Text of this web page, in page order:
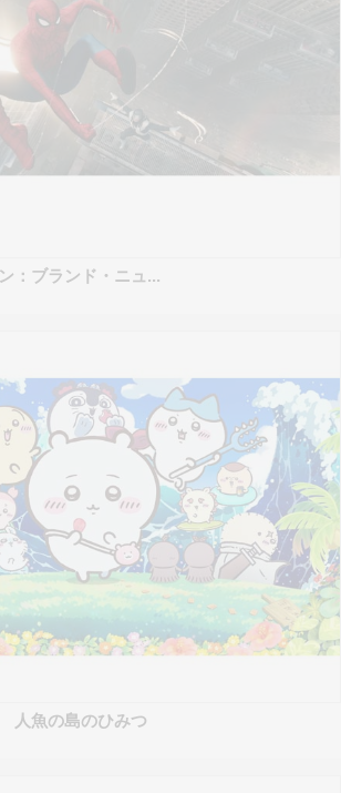
：ブランド・ニュ...
人魚の島のひみつ